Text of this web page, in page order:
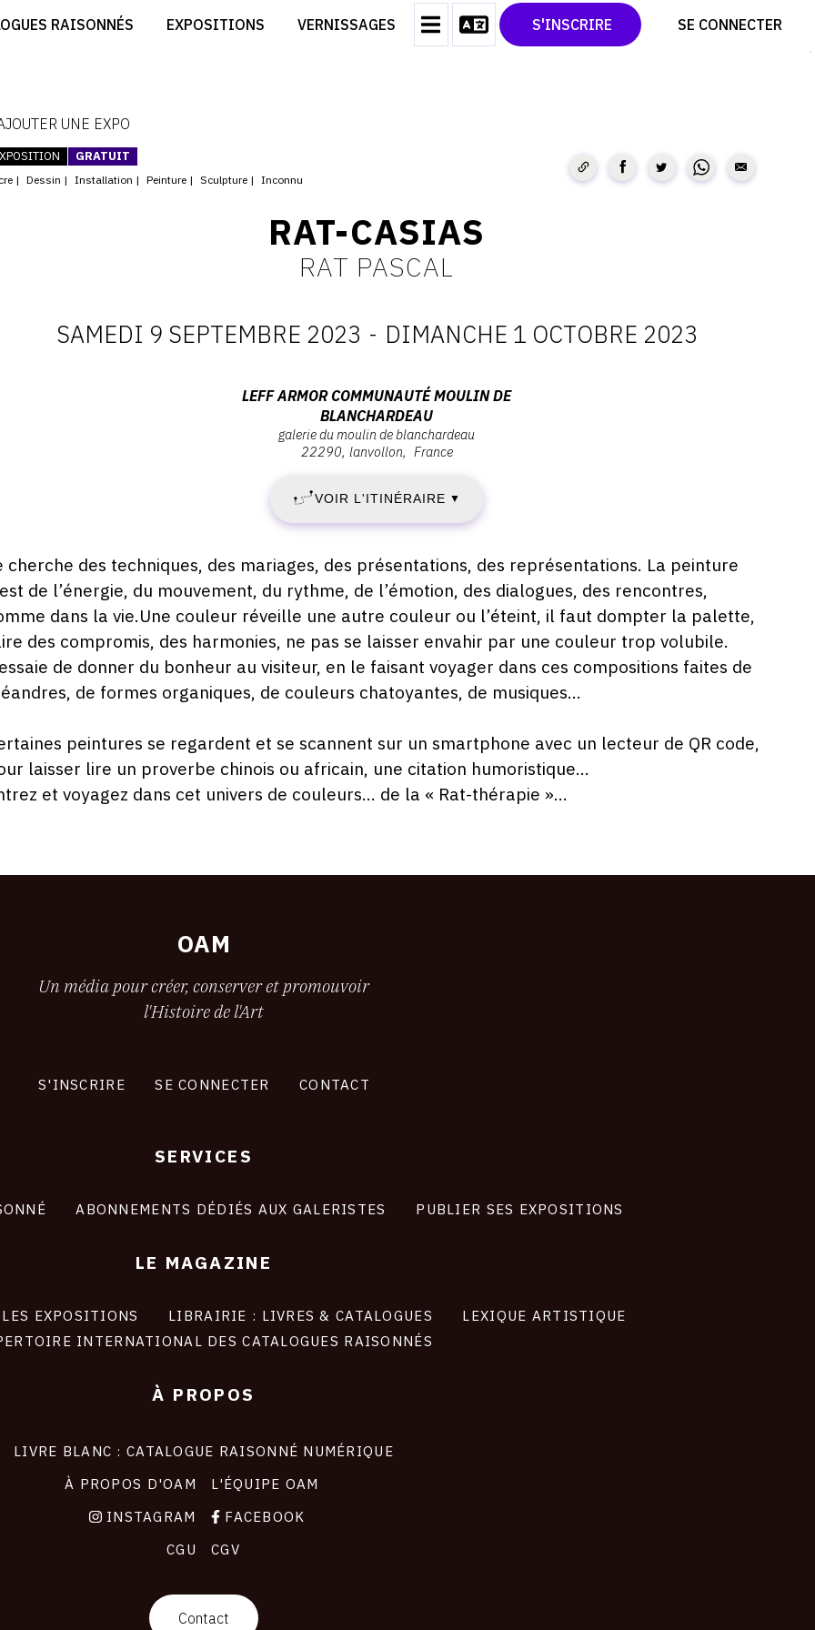
RAISONNÉS EXPOSITIONS VERNISSAGES S'INSCRIRE SE CONNECTER
CRÉER SON CATALOGUE D'EXPO
CONTACT
CGU
TWITTER
PINTEREST
UNE EXPO
GRATUIT
Dessin Installation Peinture Sculpture Inconnu
RAT-CASIAS
RAT PASCAL
:
SAMEDI
9
SEPTEMBRE
2023
-
DIMANCHE
1
OCTOBRE
2023
SAMEDI 9 SEPTEMBRE 2023 - DIMANCHE 1 OCTOBRE 2023
Adresse
Blanchardeau
,
galerie
du
Moulin
de
Blanchardeau
22290
lanvollon
LEFF ARMOR COMMUNAUTÉ MOULIN DE
BLANCHARDEAU
galerie du moulin de blanchardeau
22290 lanvollon France
VOIR L'ITINÉRAIRE ▼
cherche des techniques, des mariages, des présentations, des représentations. La peinture
de l’énergie, du mouvement, du rythme, de l’émotion, des dialogues, des rencontres,
dans la vie.Une couleur réveille une autre couleur ou l’éteint, il faut dompter la palette,
des compromis, des harmonies, ne pas se laisser envahir par une couleur trop volubile.
de donner du bonheur au visiteur, en le faisant voyager dans ces compositions faites de
de formes organiques, de couleurs chatoyantes, de musiques...
peintures se regardent et se scannent sur un smartphone avec un lecteur de QR code,
laisser lire un proverbe chinois ou africain, une citation humoristique...
et voyagez dans cet univers de couleurs... de la « Rat-thérapie »...
OAM
Un média pour créer, conserver et promouvoir
l'Histoire de l'Art
S'INSCRIRE SE CONNECTER CONTACT
SERVICES
ABONNEMENTS DÉDIÉS AUX GALERISTES PUBLIER SES EXPOSITIONS
LE MAGAZINE
LES EXPOSITIONS LIBRAIRIE : LIVRES & CATALOGUES
LEXIQUE ARTISTIQUE
INTERNATIONAL DES CATALOGUES RAISONNÉS
À PROPOS
LIVRE BLANC : CATALOGUE RAISONNÉ NUMÉRIQUE
À PROPOS D'OAM
L'ÉQUIPE OAM
INSTAGRAM
FACEBOOK
CGU
CGV
Contact